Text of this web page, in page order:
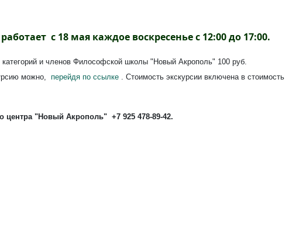
работает с 18 мая каждое воскресенье с 12:00 до 17:00.
и членов Философской школы "Новый Акрополь" 100 руб.
можно, перейдя по ссылке . Стоимость экскурсии включена в стоимость
"Новый Акрополь" +7 925 478-89-42.